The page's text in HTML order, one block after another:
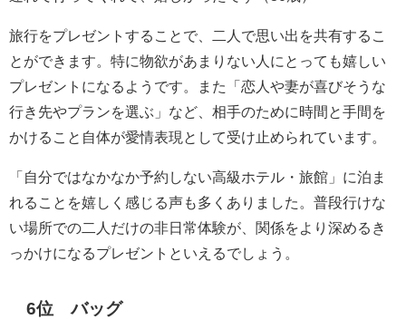
旅行をプレゼントすることで、二人で思い出を共有するこ
とができます。特に物欲があまりない人にとっても嬉しい
プレゼントになるようです。また「恋人や妻が喜びそうな
行き先やプランを選ぶ」など、相手のために時間と手間を
かけること自体が愛情表現として受け止められています。
「自分ではなかなか予約しない高級ホテル・旅館」に泊ま
れることを嬉しく感じる声も多くありました。普段行けな
い場所での二人だけの非日常体験が、関係をより深めるき
っかけになるプレゼントといえるでしょう。
6位 バッグ